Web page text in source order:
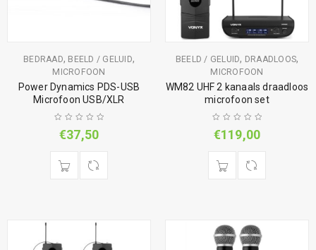
BEDRAAD, BEELD / GELUID,
MICROFOON
Power Dynamics PDS-USB
Microfoon USB/XLR
€37,50
BEELD / GELUID, DRAADLOOS,
MICROFOON
WM82 UHF 2 kanaals draadloos
microfoon set
€119,00